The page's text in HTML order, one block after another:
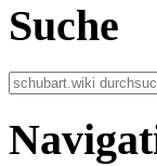
Suche